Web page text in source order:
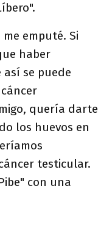
emputé. Si
haber
se puede
quería darte
los huevos en
testicular.
con una